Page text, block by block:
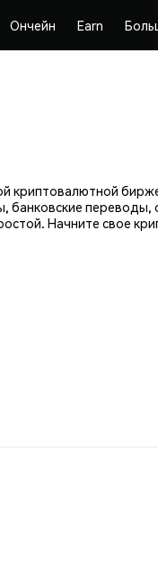
Ончейн Earn
криптовалютной
Начните свое